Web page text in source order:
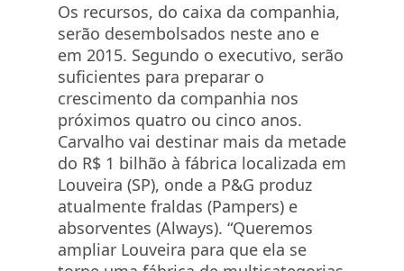
Os recursos, do caixa da companhia,
serão desembolsados neste ano e
em 2015. Segundo o executivo, serão
suficientes para preparar o
crescimento da companhia nos
próximos quatro ou cinco anos.
Carvalho vai destinar mais da metade
do R$ 1 bilhão à fábrica localizada em
Louveira (SP), onde a P&G produz
atualmente fraldas (Pampers) e
absorventes (Always). “Queremos
ampliar Louveira para que ela se